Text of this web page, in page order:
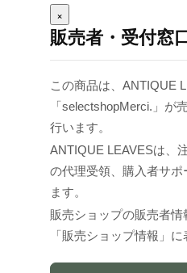
×
販売者・受付窓
この商品は、ANTIQUE
「selectshopMerci.」が
行います。
ANTIQUE LEAVESは、
の代理受領、購入者サ
ます。
販売ショップの販売者
「販売ショップ情報」に